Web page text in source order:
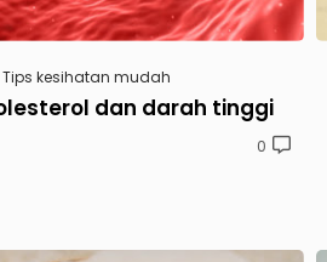
Tips kesihatan mudah
dan darah tinggi
0